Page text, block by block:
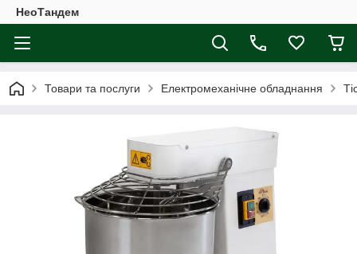
НеоТандем
Товари та послуги Електромеханічне обладнання